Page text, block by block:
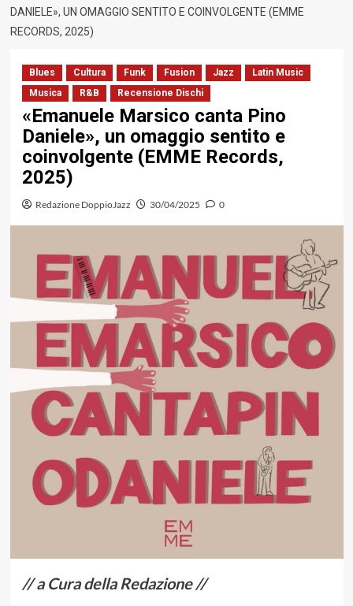
DANIELE», UN OMAGGIO SENTITO E COINVOLGENTE (EMME
RECORDS, 2025)
Blues Cultura Funk Fusion Jazz
Latin Music
Musica
R&B Recensione Dischi
«Emanuele Marsico canta Pino
Daniele», un omaggio sentito e
coinvolgente (EMME Records,
2025)
Redazione DoppioJazz 30/04/2025 0
// a Cura della Redazione //